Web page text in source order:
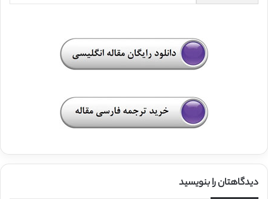
دیدگاهتان را بنویسید